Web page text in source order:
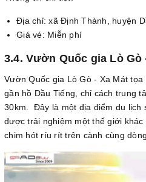
Địa chỉ: xã Định Thành, huyện
Giá vé: Miễn phí
3.4. Vườn Quốc gia Lò Gò
Vườn Quốc gia Lò Gò - Xa Mát
gần hồ Dầu Tiếng, chỉ cách trung
30km. Đây là một địa điểm du lịch
được trải nghiệm một thế giới
chim hót ríu rít trên cành cùng